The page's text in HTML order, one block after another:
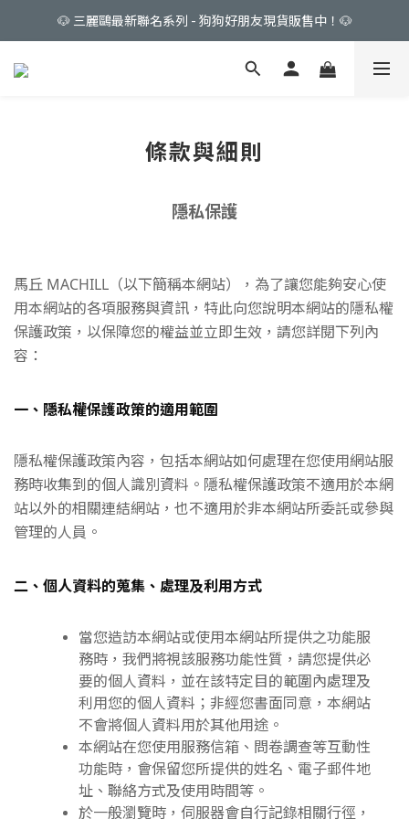
👔父親節專屬獻禮限時特價🎁
🐶 三麗鷗最新聯名系列 - 狗狗好朋友現貨販售中！🐶
🎀 My Melody & Kuromi 💜 限量販售中！
條款與細則
隱私保護
馬丘 MACHILL（以下簡稱本網站），為了讓您能夠安心使
用本網站的各項服務與資訊，特此向您說明本網站的隱私權
保護政策，以保障您的權益並立即生效，請您詳閱下列內
容：
一、隱私權保護政策的適用範圍
隱私權保護政策內容，包括本網站如何處理在您使用網站服
務時收集到的個人識別資料。隱私權保護政策不適用於本網
站以外的相關連結網站，也不適用於非本網站所委託或參與
管理的人員。
二、個人資料的蒐集、處理及利用方式
當您造訪本網站或使用本網站所提供之功能服
務時，我們將視該服務功能性質，請您提供必
要的個人資料，並在該特定目的範圍內處理及
利用您的個人資料；非經您書面同意，本網站
不會將個人資料用於其他用途。
本網站在您使用服務信箱、問卷調查等互動性
功能時，會保留您所提供的姓名、電子郵件地
址、聯絡方式及使用時間等。
於一般瀏覽時，伺服器會自行記錄相關行徑，